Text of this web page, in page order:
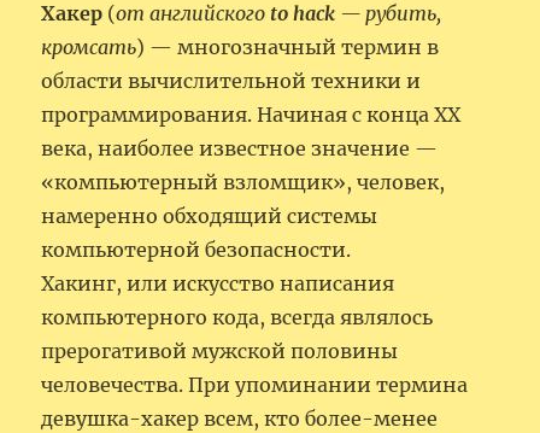
Хакер (от английского to hack — рубить,
кромсать) — многозначный термин в
области вычислительной техники и
программирования. Начиная с конца XX
века, наиболее известное значение —
«компьютерный взломщик», человек,
намеренно обходящий системы
компьютерной безопасности.
Хакинг, или искусство написания
компьютерного кода, всегда являлось
прерогативой мужской половины
человечества. При упоминании термина
девушка-хакер всем, кто более-менее